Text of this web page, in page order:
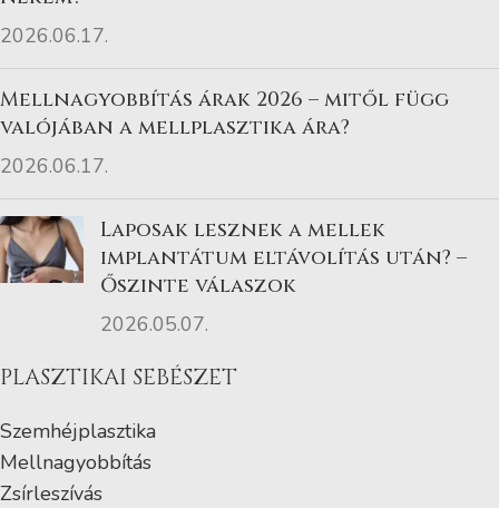
2026.06.17.
Mellnagyobbítás árak 2026 – mitől függ
valójában a mellplasztika ára?
2026.06.17.
Laposak lesznek a mellek
implantátum eltávolítás után? –
Őszinte válaszok
2026.05.07.
PLASZTIKAI SEBÉSZET
Szemhéjplasztika
Mellnagyobbítás
Zsírleszívás